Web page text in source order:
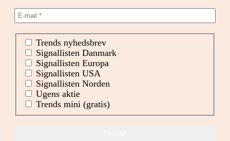
Trends nyhedsbrev
Signallisten Danmark
Signallisten Europa
Signallisten USA
Signallisten Norden
Ugens aktie
Trends mini (gratis)